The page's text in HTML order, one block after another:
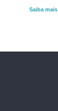
Saiba mais